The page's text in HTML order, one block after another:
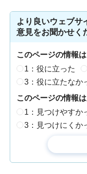
より良いウェブサ
意見をお聞かせく
このページの情報
1：役に立った
3：役に立たなか
このページの情報
1：見つけやすか
3：見つけにくか